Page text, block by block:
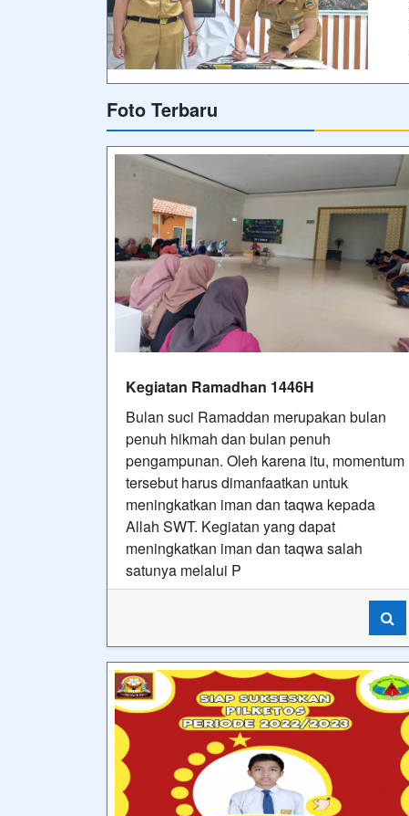
Foto Terbaru
Kegiatan Ramadhan 1446H
Bulan suci Ramaddan merupakan bulan
penuh hikmah dan bulan penuh
pengampunan. Oleh karena itu, momentum
tersebut harus dimanfaatkan untuk
meningkatkan iman dan taqwa kepada
Allah SWT. Kegiatan yang dapat
meningkatkan iman dan taqwa salah
satunya melalui P